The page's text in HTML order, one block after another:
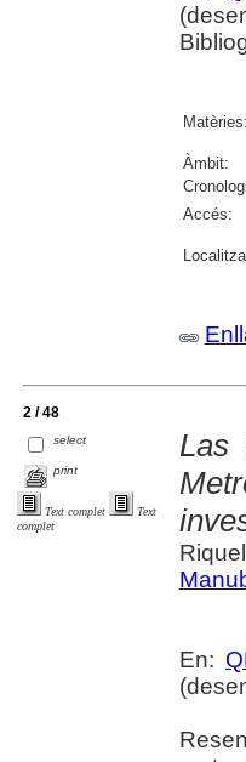
Matèries:
Àmbit:
Accés:
2 / 48
select
print
Text complet
Text
complet
Las
En: